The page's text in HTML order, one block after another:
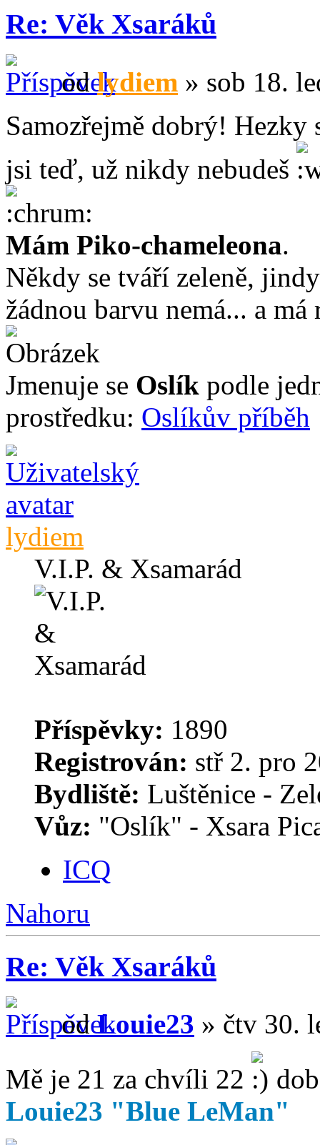
Re: Věk Xsaráků
odlydiem » sob 18.
Samozřejmě dobrý!
jsi teď, už nikdy nebudeš
Mám Piko-chameleona.
Někdy se tváří zeleně,
žádnou barvu nemá... a
Jmenuje se Oslík podle
prostředku: Oslíkův příběh
lydiem
V.I.P. & Xsamarád
Příspěvky: 1890
Registrován: stř 2. pro
Bydliště: Luštěnice -
Vůz: "Oslík" - Xsara
ICQ
Nahoru
Re: Věk Xsaráků
odLouie23 » čtv 30.
Mě je 21 za chvíli 22
Louie23 "Blue LeMan"